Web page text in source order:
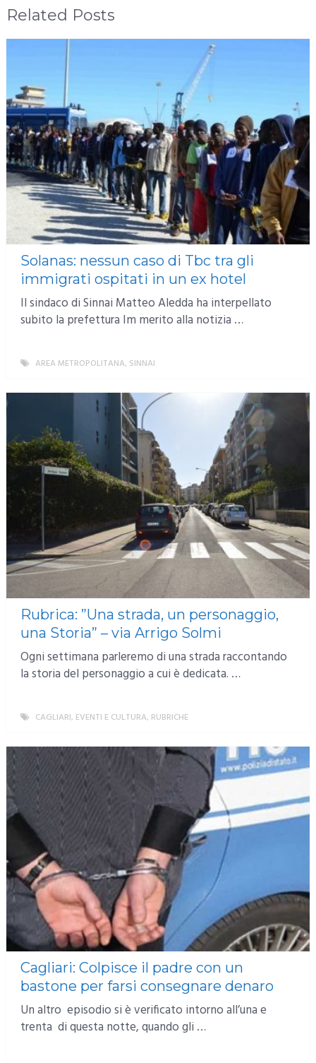
Related Posts
Solanas: nessun caso di Tbc tra gli
immigrati ospitati in un ex hotel
Il sindaco di Sinnai Matteo Aledda ha interpellato
subito la prefettura Im merito alla notizia …
AREA METROPOLITANA, SINNAI
Rubrica: ”Una strada, un personaggio,
una Storia” – via Arrigo Solmi
Ogni settimana parleremo di una strada raccontando
la storia del personaggio a cui è dedicata. …
CAGLIARI, EVENTI E CULTURA, RUBRICHE
Cagliari: Colpisce il padre con un
bastone per farsi consegnare denaro
Un altro episodio si è verificato intorno all’una e
trenta di questa notte, quando gli …